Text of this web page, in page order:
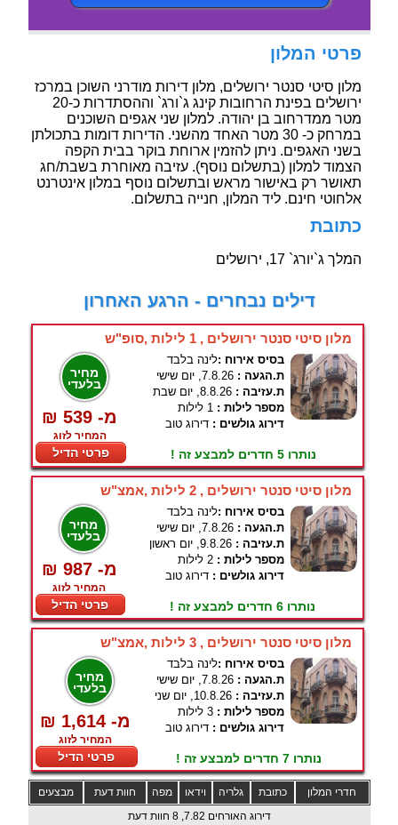
פרטי המלון
מלון סיטי סנטר ירושלים, מלון דירות מודרני השוכן במרכז
ירושלים בפינת הרחובות קינג ג`ורג` וההסתדרות כ-20
מטר ממדרחוב בן יהודה. למלון שני אגפים השוכנים
במרחק כ- 30 מטר האחד מהשני. הדירות דומות בתכולתן
בשני האגפים. ניתן להזמין ארוחת בוקר בבית הקפה
הצמוד למלון (בתשלום נוסף). עזיבה מאוחרת בשבת/חג
תאושר רק באישור מראש ובתשלום נוסף במלון אינטרנט
אלחוטי חינם. ליד המלון, חנייה בתשלום.
כתובת
המלך ג`יורג` 17, ירושלים
דילים נבחרים - הרגע האחרון
מלון סיטי סנטר ירושלים , 1 לילות ,סופ"ש
מחיר
בלעדי
₪ 539 -מ
המחיר לזוג
פרטי הדיל
בסיס אירוח :לינה בלבד
ת.הגעה : 7.8.26, יום שישי
ת.עזיבה : 8.8.26, יום שבת
מספר לילות : 1 לילות
דירוג גולשים : דירוג טוב
נותרו 5 חדרים למבצע זה !
מלון סיטי סנטר ירושלים , 2 לילות ,אמצ"ש
מחיר
בלעדי
₪ 987 -מ
המחיר לזוג
פרטי הדיל
בסיס אירוח :לינה בלבד
ת.הגעה : 7.8.26, יום שישי
ת.עזיבה : 9.8.26, יום ראשון
מספר לילות : 2 לילות
דירוג גולשים : דירוג טוב
נותרו 6 חדרים למבצע זה !
מלון סיטי סנטר ירושלים , 3 לילות ,אמצ"ש
מחיר
בלעדי
₪ 1,614 -מ
המחיר לזוג
פרטי הדיל
בסיס אירוח :לינה בלבד
ת.הגעה : 7.8.26, יום שישי
ת.עזיבה : 10.8.26, יום שני
מספר לילות : 3 לילות
דירוג גולשים : דירוג טוב
נותרו 7 חדרים למבצע זה !
מבצעים חוות דעת מפה וידאו גלריה כתובת
חדרי המלון
דירוג האורחים 7.82, 8 חוות דעת